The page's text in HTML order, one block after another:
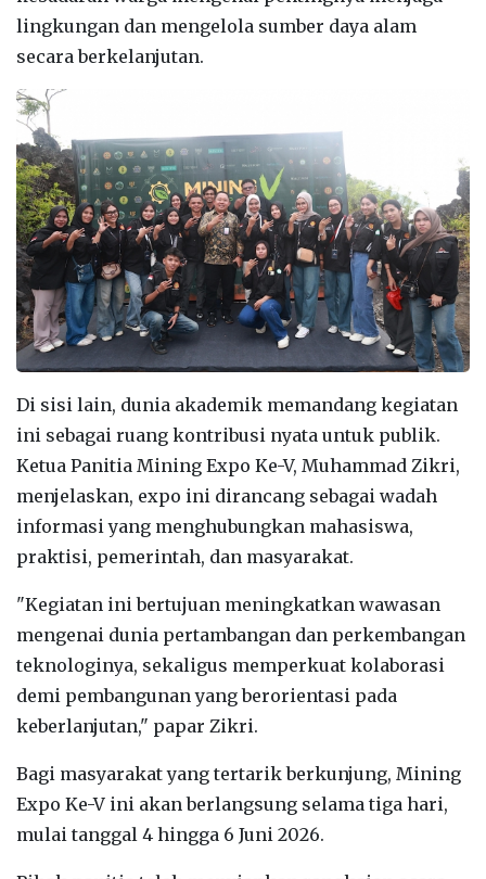
lingkungan dan mengelola sumber daya alam
secara berkelanjutan.
Di sisi lain, dunia akademik memandang kegiatan
ini sebagai ruang kontribusi nyata untuk publik.
Ketua Panitia Mining Expo Ke-V, Muhammad Zikri,
menjelaskan, expo ini dirancang sebagai wadah
informasi yang menghubungkan mahasiswa,
praktisi, pemerintah, dan masyarakat.
"Kegiatan ini bertujuan meningkatkan wawasan
mengenai dunia pertambangan dan perkembangan
teknologinya, sekaligus memperkuat kolaborasi
demi pembangunan yang berorientasi pada
keberlanjutan," papar Zikri.
Bagi masyarakat yang tertarik berkunjung, Mining
Expo Ke-V ini akan berlangsung selama tiga hari,
mulai tanggal 4 hingga 6 Juni 2026.